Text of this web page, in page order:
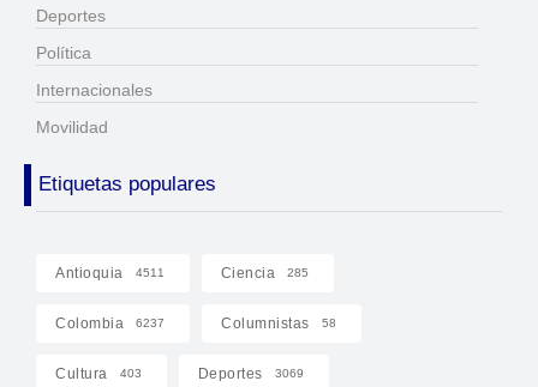
Deportes
Política
Internacionales
Movilidad
Etiquetas populares
Antioquia 4511 Ciencia 285
Colombia 6237 Columnistas 58
Cultura 403 Deportes 3069